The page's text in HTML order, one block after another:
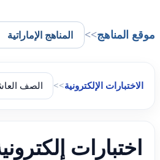
موقع المناهج>>
الاختبارات الإلكترونية>>
اختبارات